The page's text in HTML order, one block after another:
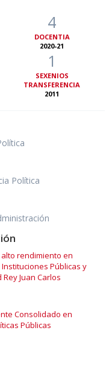
4
DOCENTIA
2020-21
1
SEXENIOS
TRANSFERENCIA
2011
Política
rendimiento en
Públicas y
Juan Carlos
Consolidado en
Públicas